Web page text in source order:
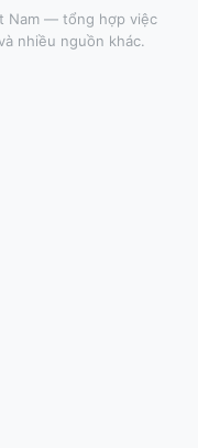
Nam — tổng hợp việc
nhiều nguồn khác.